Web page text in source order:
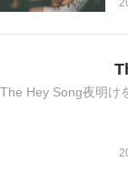
The Hey Song夜明け